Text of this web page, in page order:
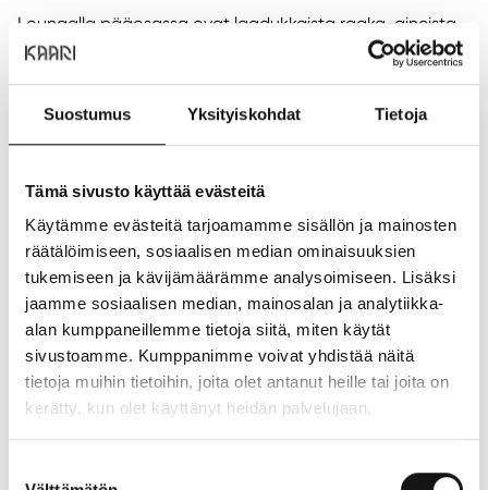
Suostumus Yksityiskohdat Tietoja
Tämä sivusto käyttää evästeitä
Käytämme evästeitä tarjoamamme sisällön ja mainosten
räätälöimiseen, sosiaalisen median ominaisuuksien
tukemiseen ja kävijämäärämme analysoimiseen. Lisäksi
jaamme sosiaalisen median, mainosalan ja analytiikka-
alan kumppaneillemme tietoja siitä, miten käytät
sivustoamme. Kumppanimme voivat yhdistää näitä
tietoja muihin tietoihin, joita olet antanut heille tai joita on
kerätty, kun olet käyttänyt heidän palvelujaan.
Lounaalla pääosassa ovat laadukkaista raaka-aineista
valmistetut burgerit, rapeat ranskalaiset ja raikkaat
lisukkeet.
Lounasaikana aterian yhteydessä, kahvi tai tee
Sijainti ja yhteystiedot
Sijainti:2. kerros
Puhelin: +358408400960
Sähköposti: kaari@friendsandbrgrs.com
Verkkosivusto: https://www.friendsandbrgrs.fi/
NÄYTÄ POHJAKARTASSA